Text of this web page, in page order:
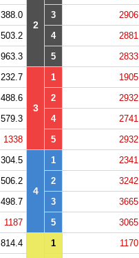
2
388.0 3
2906
503.2 4
2881
963.3 5 2833
232.7
3
1
1905
488.6 2
2932
579.3 4
2741
1338 5 2932
304.5
4
1
2341
506.2 2
3242
498.7 3
3665
1187 5 3065
814.4 1
1170